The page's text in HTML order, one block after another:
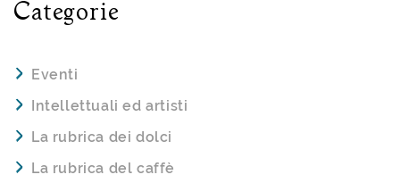
Categorie
Eventi
Intellettuali ed artisti
La rubrica dei dolci
La rubrica del caffè